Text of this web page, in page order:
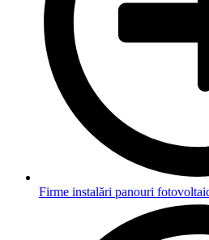
Firme instalări panouri